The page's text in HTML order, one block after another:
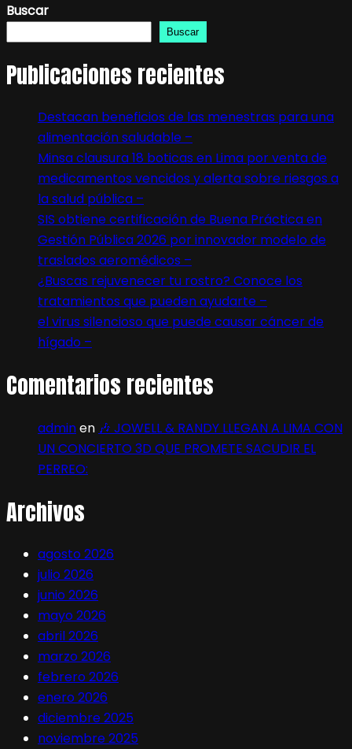
Buscar
Buscar
Publicaciones recientes
Destacan beneficios de las menestras para una
alimentación saludable –
Minsa clausura 18 boticas en Lima por venta de
medicamentos vencidos y alerta sobre riesgos a
la salud pública –
SIS obtiene certificación de Buena Práctica en
Gestión Pública 2026 por innovador modelo de
traslados aeromédicos –
¿Buscas rejuvenecer tu rostro? Conoce los
tratamientos que pueden ayudarte –
el virus silencioso que puede causar cáncer de
hígado –
Comentarios recientes
adminen 🎶 JOWELL & RANDY LLEGAN A LIMA CON
UN CONCIERTO 3D QUE PROMETE SACUDIR EL
PERREO:
Archivos
agosto 2026
julio 2026
junio 2026
mayo 2026
abril 2026
marzo 2026
febrero 2026
enero 2026
diciembre 2025
noviembre 2025